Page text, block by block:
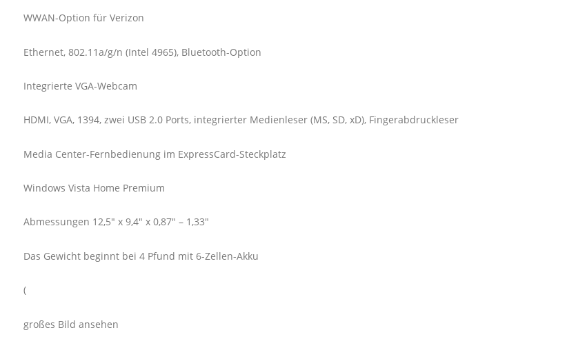
WWAN-Option für Verizon
Ethernet, 802.11a/g/n (Intel 4965), Bluetooth-Option
Integrierte VGA-Webcam
HDMI, VGA, 1394, zwei USB 2.0 Ports, integrierter Medienleser (MS, SD, xD), Fingerabdruckleser
Media Center-Fernbedienung im ExpressCard-Steckplatz
Windows Vista Home Premium
Abmessungen 12,5" x 9,4" x 0,87" – 1,33"
Das Gewicht beginnt bei 4 Pfund mit 6-Zellen-Akku
(
großes Bild ansehen